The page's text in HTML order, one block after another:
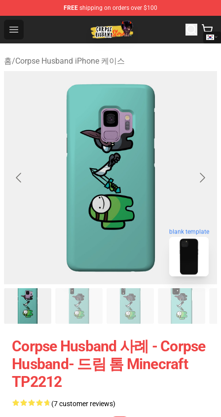
FREE shipping on orders over $100
Open menu
Corpse Husband Shop - Official Corpse Husband
홈/Corpse Husband iPhone 케이스
blank template
Corpse Husband 사례 - Corpse
Husband- 드림 톰 Minecraft
TP2212
(7 customer reviews)